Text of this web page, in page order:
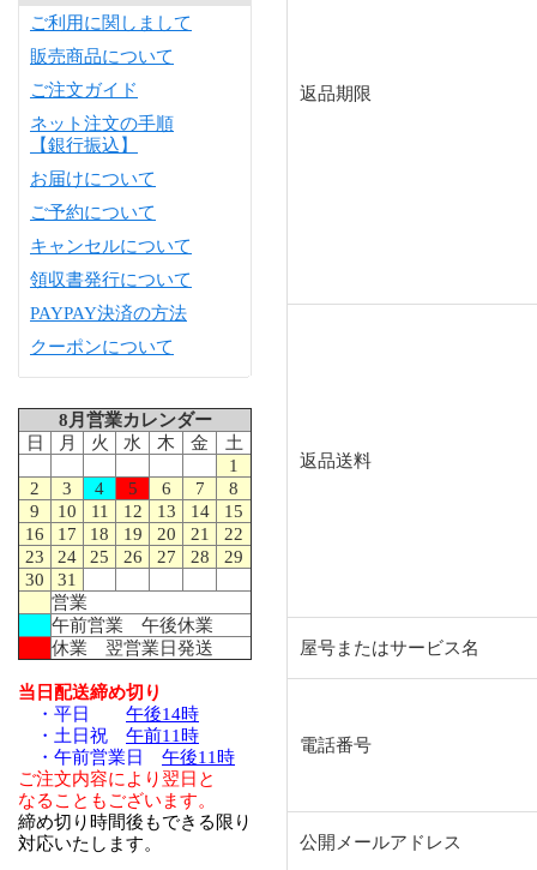
ご利用に関しまして
販売商品について
ご注文ガイド
ネット注文の手順
【銀行振込】
お届けについて
ご予約について
キャンセルについて
領収書発行について
PAYPAY決済の方法
クーポンについて
8月営業カレンダー
日
月 火 水 木 金
土
1
2
3 4 5 6 7
8
9
10 11 12 13 14
15
16
17 18 19 20 21
22
23
24 25 26 27 28
29
30
31
営業
午前営業 午後休業
休業 翌営業日発送
当日配送締め切り
・平日 午後14時
・土日祝 午前11時
・午前営業日 午後11時
ご注文内容により翌日と
なることもございます。
締め切り時間後もできる限り
対応いたします。
返品期限
返品送料
屋号またはサービス名
電話番号
公開メールアドレス